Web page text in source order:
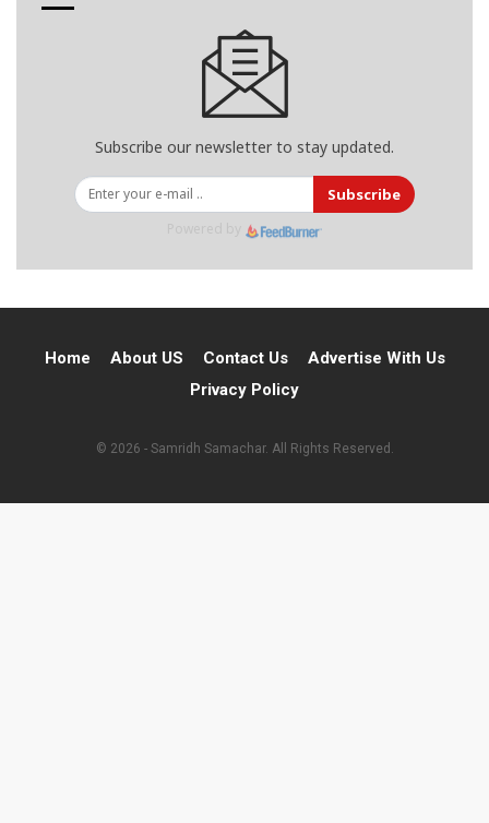
Subscribe our newsletter to stay updated.
Subscribe
Home About US Contact Us
Advertise With Us
Privacy Policy
© 2026 - Samridh Samachar. All Rights Reserved.